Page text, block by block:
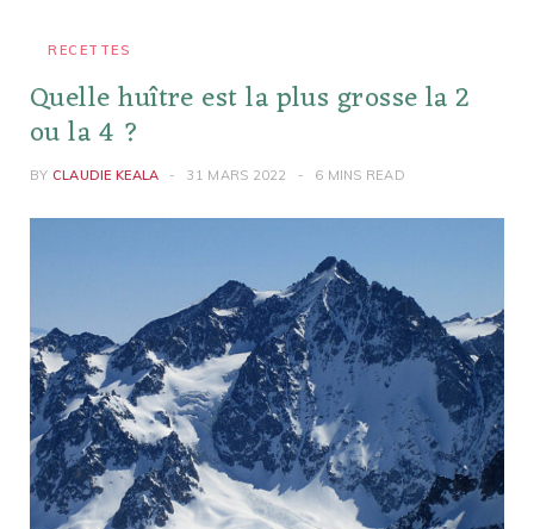
RECETTES
Quelle huître est la plus grosse la 2
ou la 4 ?
BY CLAUDIE KEALA 31 MARS 2022 6 MINS READ